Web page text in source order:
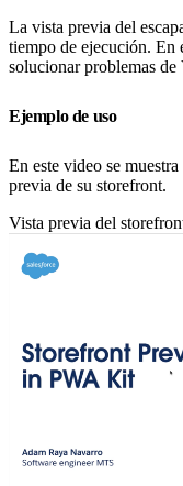
La vista previa del
tiempo de ejecución. En
solucionar problemas de
Ejemplo de uso
En este video se
previa de su storefront.
Vista previa del